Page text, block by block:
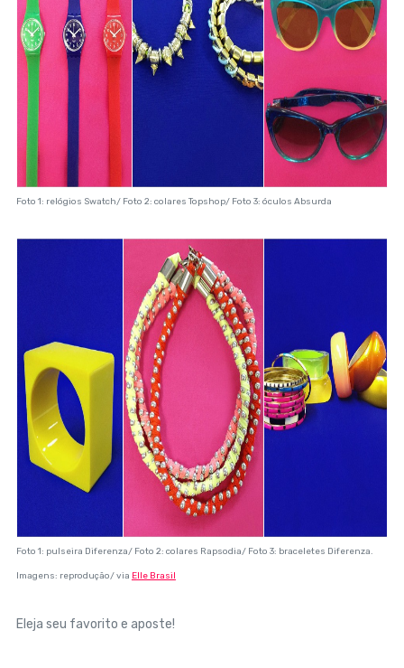
Foto 1: relógios Swatch/ Foto 2: colares Topshop/ Foto 3: óculos Absurda
Foto 1: pulseira Diferenza/ Foto 2: colares Rapsodia/ Foto 3: braceletes Diferenza.
Imagens: reprodução/ via Elle Brasil
Eleja seu favorito e aposte!